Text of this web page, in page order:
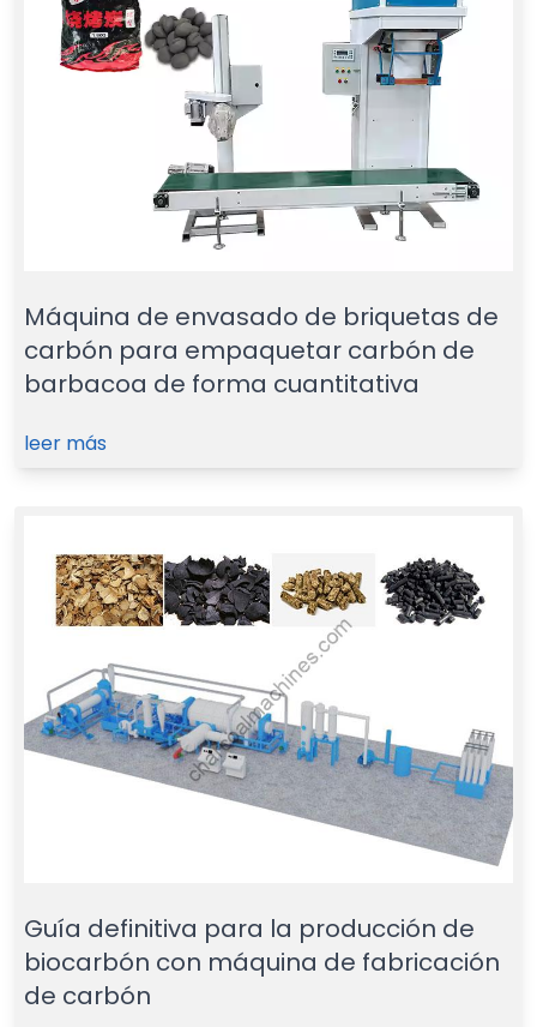
Máquina de envasado de briquetas de
carbón para empaquetar carbón de
barbacoa de forma cuantitativa
leer más
Guía definitiva para la producción de
biocarbón con máquina de fabricación
de carbón